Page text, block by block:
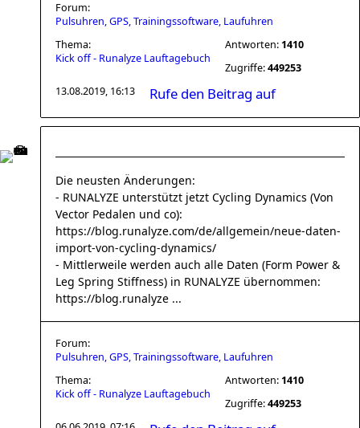
Forum:
Pulsuhren, GPS, Trainingssoftware, Laufuhren
Thema:
Kick off - Runalyze Lauftagebuch
Antworten: 1410
Zugriffe:449253
13.08.2019, 16:13
Rufe den Beitrag auf
Die neusten Änderungen:
- RUNALYZE unterstützt jetzt Cycling Dynamics (Von
Vector Pedalen und co):
https://blog.runalyze.com/de/allgemein/neue-daten-
import-von-cycling-dynamics/
- Mittlerweile werden auch alle Daten (Form Power &
Leg Spring Stiffness) in RUNALYZE übernommen:
https://blog.runalyze ...
Forum:
Pulsuhren, GPS, Trainingssoftware, Laufuhren
Thema:
Kick off - Runalyze Lauftagebuch
Antworten: 1410
Zugriffe:449253